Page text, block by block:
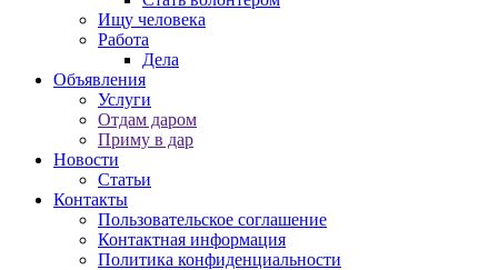
Ищу человека
Работа
Дела
Объявления
Услуги
Отдам даром
Приму в дар
Новости
Статьи
Контакты
Пользовательское соглашение
Контактная информация
Политика конфиденциальности